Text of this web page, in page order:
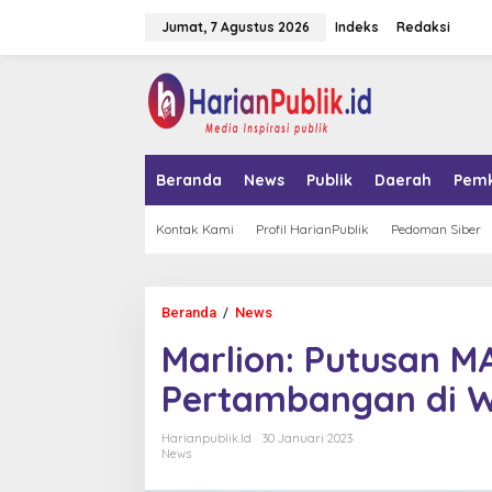
Jumat, 7 Agustus 2026 Indeks Redaksi
Beranda News Publik Daerah
Kontak Kami Profil HarianPublik Pedoman Siber
Beranda / News
r
i
o
n
Marlion: Putusan
Pertambangan di
Harianpublik.id
30 Januari 2023
News